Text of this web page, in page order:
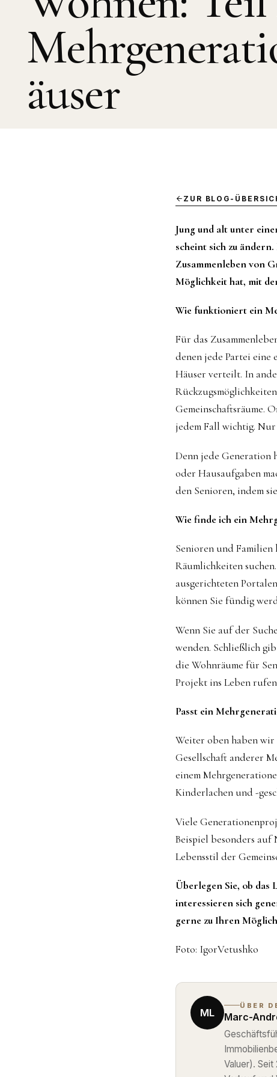
äuser
ZUR BLOG-
Jung und alt unter
scheint sich zu
Zusammenleben von
Möglichkeit hat, mit
Wie funktioniert ein
Für das
denen jede Partei eine
Häuser verteilt. In
Gemeinschaftsräume.
jedem Fall wichtig.
Denn jede Generation
oder Hausaufgaben
den Senioren, indem
Wie finde ich ein
Senioren und Familien
Räumlichkeiten
ausgerichteten
können Sie fündig
Wenn Sie auf der
wenden. Schließlich
die Wohnräume für
Projekt ins Leben
Passt ein
Weiter oben haben wir
Gesellschaft anderer
einem
Kinderlachen und -
Viele
Beispiel besonders
Lebensstil der
Überlegen Sie, ob
interessieren sich
gerne zu Ihren
Foto: IgorVetushko
ML
ÜBER
Marc-
Valuer).